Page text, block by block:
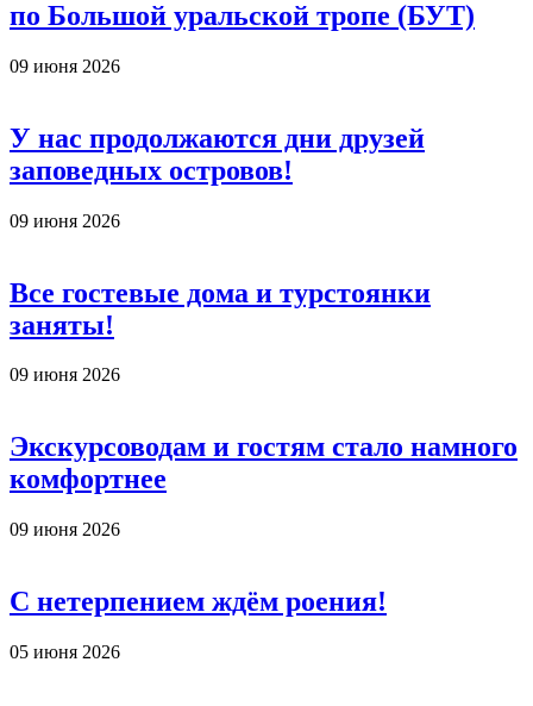
по Большой уральской тропе (БУТ)
09 июня 2026
У нас продолжаются дни друзей
заповедных островов!
09 июня 2026
Все гостевые дома и турстоянки
заняты!
09 июня 2026
Экскурсоводам и гостям стало намного
комфортнее
09 июня 2026
С нетерпением ждём роения!
05 июня 2026